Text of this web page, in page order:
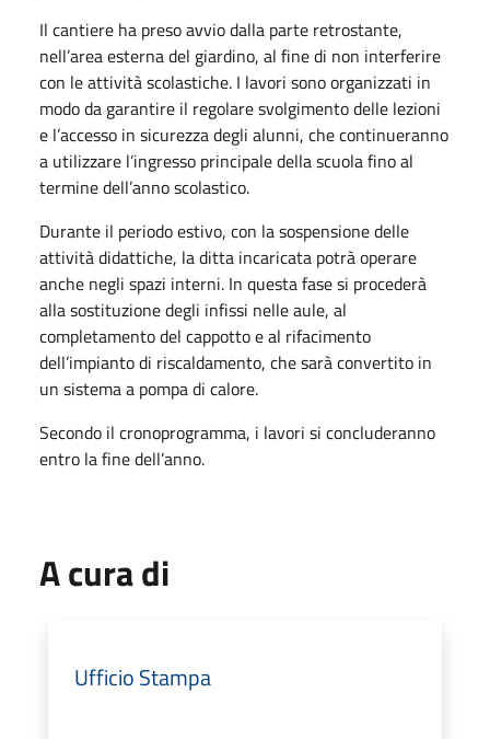
Il cantiere ha preso avvio dalla parte retrostante,
nell’area esterna del giardino, al fine di non interferire
con le attività scolastiche. I lavori sono organizzati in
modo da garantire il regolare svolgimento delle lezioni
e l’accesso in sicurezza degli alunni, che continueranno
a utilizzare l’ingresso principale della scuola fino al
termine dell’anno scolastico.
Durante il periodo estivo, con la sospensione delle
attività didattiche, la ditta incaricata potrà operare
anche negli spazi interni. In questa fase si procederà
alla sostituzione degli infissi nelle aule, al
completamento del cappotto e al rifacimento
dell’impianto di riscaldamento, che sarà convertito in
un sistema a pompa di calore.
Secondo il cronoprogramma, i lavori si concluderanno
entro la fine dell’anno.
A cura di
Ufficio Stampa